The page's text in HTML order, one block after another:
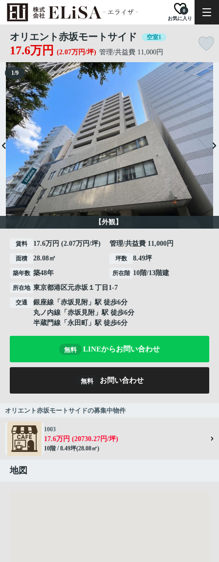
お気に入り
0
オリエント赤坂モートサイド 空室1
17.6万円 (2.07万円/坪) 管理/共益費 11,000円
【外観】
1/9
賃料 17.6万円 (2.07万円/坪) 管理/共益費 11,000円
面積 28.08㎡ 坪数 8.49坪
築年数 築48年 所在階 10階/13階建
所在地 東京都港区元赤坂 １丁目1-7
交通 銀座線 「 赤坂見附 」駅 徒歩6分
丸ノ内線 「 赤坂見附 」駅 徒歩6分
半蔵門線 「 永田町 」駅 徒歩6分
無料 LINEからお問い合わせ
無料 お問い合わせ
オリエント赤坂モートサイドの募集中物件
1003
17.6万円 (20730.27円/坪)
10階 / 8.49坪(28.08㎡)
地図